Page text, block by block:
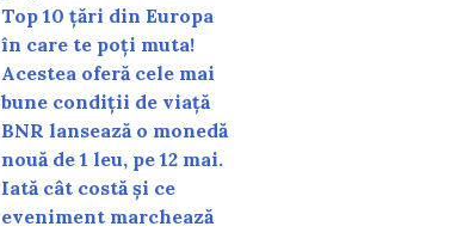
Top 10 țări din Europa
în care te poți muta!
Acestea oferă cele mai
bune condiții de viață
BNR lansează o monedă
nouă de 1 leu, pe 12 mai.
Iată cât costă și ce
eveniment marchează